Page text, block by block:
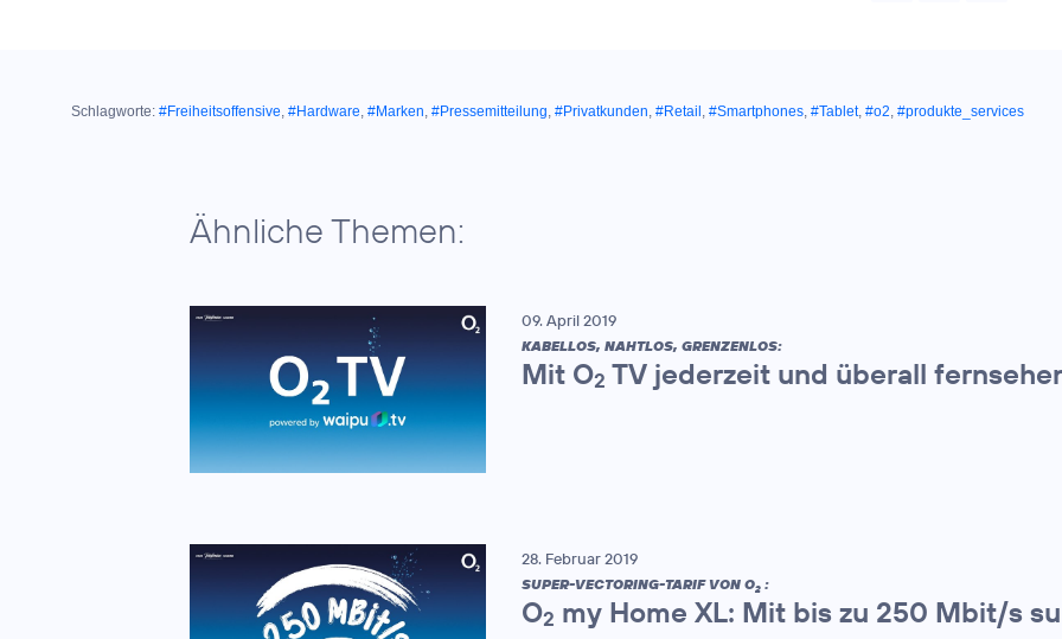
Schlagworte: #Freiheitsoffensive, #Hardware, #Marken, #Pressemitteilung, #Privatkunden, #Retail , #Smartphones, #Tablet, #o2, #produkte_services
Ähnliche Themen:
09. April 2019
KABELLOS, NAHTLOS, GRENZENLOS:
Mit O2 TV jederzeit und überall
28. Februar 2019
SUPER-VECTORING-TARIF VON O2 :
O2 my Home XL: Mit bis zu 250 Mbit/s